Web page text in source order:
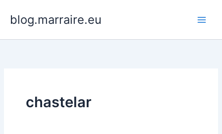
blog.marraire.eu
chastelar